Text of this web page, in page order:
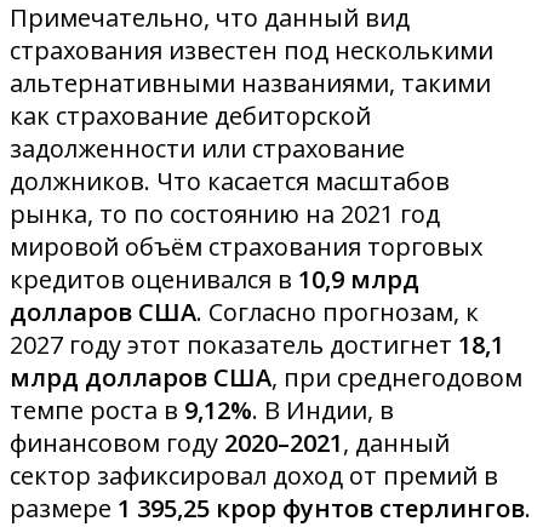
Примечательно, что данный вид
страхования известен под несколькими
альтернативными названиями, такими
как страхование дебиторской
задолженности или страхование
должников. Что касается масштабов
рынка, то по состоянию на 2021 год
мировой объём страхования торговых
кредитов оценивался в 10,9 млрд
долларов США. Согласно прогнозам, к
2027 году этот показатель достигнет 18,1
млрд долларов США, при среднегодовом
темпе роста в 9,12%. В Индии, в
финансовом году 2020–2021, данный
сектор зафиксировал доход от премий в
размере 1 395,25 крор фунтов стерлингов.